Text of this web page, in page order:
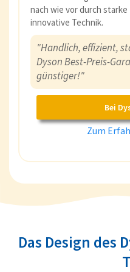
nach wie vor durch
innovative Technik.
"Handlich, effizient,
Dyson Best-Preis-
günstiger!"
Bei
Zum
Das Design des